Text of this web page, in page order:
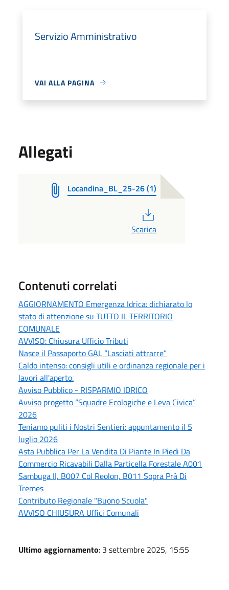
Servizio Amministrativo
VAI ALLA PAGINA
Allegati
Locandina_BL_25-26 (1)
Scarica
Contenuti correlati
AGGIORNAMENTO Emergenza Idrica: dichiarato lo
stato di attenzione su TUTTO IL TERRITORIO
COMUNALE
AVVISO: Chiusura Ufficio Tributi
Nasce il Passaporto GAL “Lasciati attrarre”
Caldo intenso: consigli utili e ordinanza regionale per i
lavori all'aperto.
Avviso Pubblico - RISPARMIO IDRICO
Avviso progetto “Squadre Ecologiche e Leva Civica”
2026
Teniamo puliti i Nostri Sentieri: appuntamento il 5
luglio 2026
Asta Pubblica Per La Vendita Di Piante In Piedi Da
Commercio Ricavabili Dalla Particella Forestale A001
Sambuga II, B007 Col Reolon, B011 Sopra Prà Di
Tremes
Contributo Regionale "Buono Scuola"
AVVISO CHIUSURA Uffici Comunali
Ultimo aggiornamento: 3 settembre 2025, 15:55